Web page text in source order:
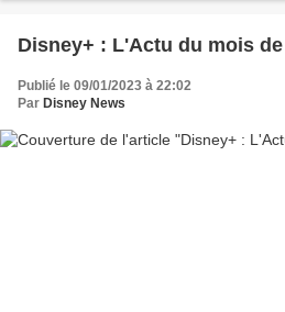
Disney+ : L'Actu du mois
Publié le 09/01/2023 à 22:02
Par Disney News